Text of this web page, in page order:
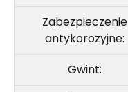
Zabezpieczenie
antykorozyjne:
Gwint: